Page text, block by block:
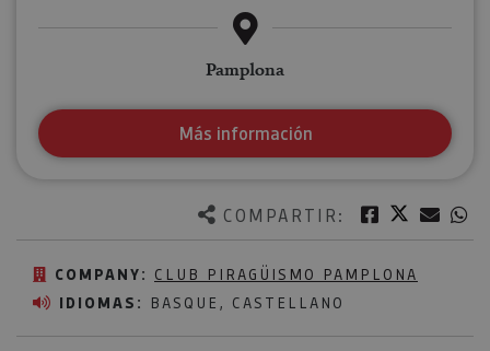
COMPARTIR: Facebook
Twitter
COMPANY: CLUB PIRAGÜISMO PAMPLONA
IDIOMAS: BASQUE, CASTELLANO
Pamplona
Más información